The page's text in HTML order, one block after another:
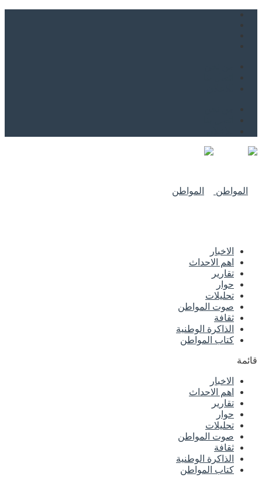
الاخبار
اهم الاحداث
تقارير
حوار
تحليلات
صوت المواطن
ثقافة
الذاكرة الوطنية
كتاب المواطن
قائمة
الاخبار
اهم الاحداث
تقارير
حوار
تحليلات
صوت المواطن
ثقافة
الذاكرة الوطنية
كتاب المواطن